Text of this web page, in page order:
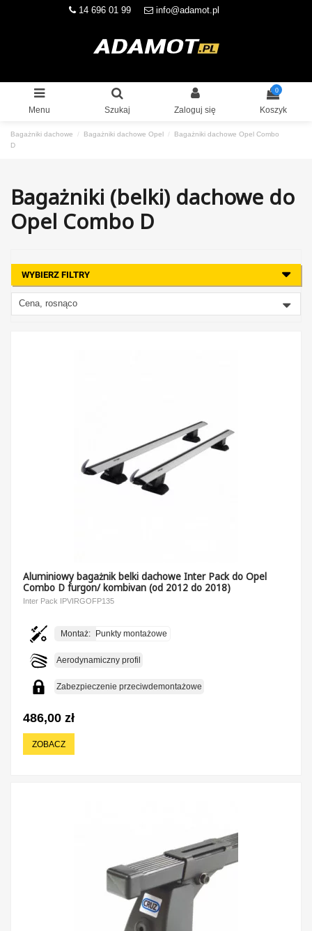
14 696 01 99 info@adamot.pl
Menu Szukaj Zaloguj się
0
Koszyk
Bagażniki dachowe Bagażniki dachowe Opel
Bagażniki dachowe Opel Combo
D
Bagażniki (belki) dachowe do
Opel Combo D
WYBIERZ FILTRY
Cena, rosnąco
Aluminiowy bagażnik belki dachowe Inter Pack do Opel
Combo D furgon/ kombivan (od 2012 do 2018)
Inter Pack IPVIRGOFP135
Montaż: Punkty montażowe
Aerodynamiczny profil
Zabezpieczenie przeciwdemontażowe
486,00 zł
ZOBACZ